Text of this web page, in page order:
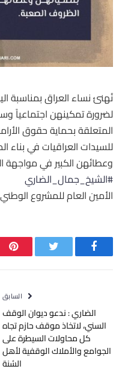
نُهنئ نساء العراق بمناسبة
لضرورة تمكينهن اجتماعياً
المتعلقة بحماية حقوق
للسيدات العراقيات في بناء
وعطائهن الكبير في مواجهة
#الشيخ_جمال_الضاري
الأمين العام للمشروع
فيسبوك تويتر
السابق
الضاري : ندعو ديوان الوقف
السني، لاتخاذ موقف حازم تجاه
كل محاولات السيطرة على
الجوامع والأملاك الوقفية لأهل
السُنة